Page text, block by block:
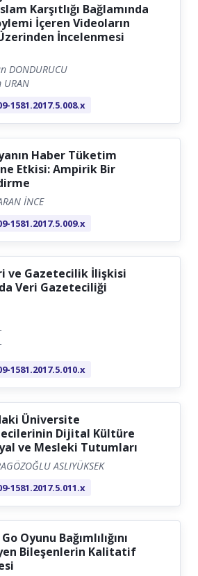
Karşıtlığı Bağlamında
İçeren Videoların
İncelenmesi
DONDURUCU
URAN
1581.2017.5.008.x
Haber Tüketim
Etkisi: Ampirik Bir
İNCE
1581.2017.5.009.x
ve Gazetecilik İlişkisi
Veri Gazeteciliği
1581.2017.5.010.x
Üniversite
Dijital Kültüre
ve Mesleki Tutumları
ASLIYÜKSEK
1581.2017.5.011.x
Oyunu Bağımlılığını
Bileşenlerin Kalitatif